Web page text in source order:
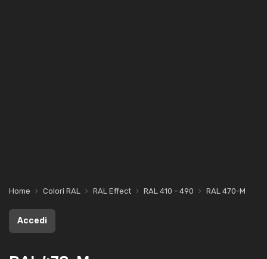
Home Colori RAL RAL Effect RAL 410 - 490 RAL 470-M
Accedi